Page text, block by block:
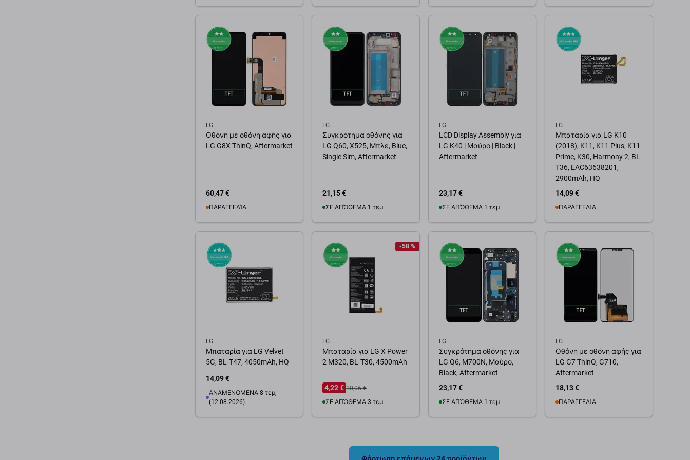
LG
Οθόνη με οθόνη αφής για
LG G8X ThinQ, Aftermarket
60,47 €
ΠΑΡΑΓΓΕΛΊΑ
LG
Συγκρότημα οθόνης για
LG Q60, X525, Μπλε, Blue,
Single Sim, Aftermarket
21,15 €
ΣΕ ΑΠΌΘΕΜΑ 1 τεμ
LG
LCD Display Assembly για
LG K40 | Μαύρο | Black |
Aftermarket
23,17 €
ΣΕ ΑΠΌΘΕΜΑ 1 τεμ
LG
Μπαταρία για LG K10
(2018), K11, K11 Plus, K11
Prime, K30, Harmony 2, BL-
T36, EAC63638201,
2900mAh, HQ
14,09 €
ΠΑΡΑΓΓΕΛΊΑ
Διαθεσιμότητα
παρακολούθησης
LG
Μπαταρία για LG Velvet
5G, BL-T47, 4050mAh, HQ
14,09 €
ΑΝΑΜΕΝΌΜΕΝΑ 8 τεμ,
(12.08.2026)
-58 %
LG
Μπαταρία για LG X Power
2 M320, BL-T30, 4500mAh
4,22 € 10,06 €
ΣΕ ΑΠΌΘΕΜΑ 3 τεμ
LG
Συγκρότημα οθόνης για
LG Q6, M700N, Μαύρο,
Black, Aftermarket
23,17 €
ΣΕ ΑΠΌΘΕΜΑ 1 τεμ
LG
Οθόνη με οθόνη αφής για
LG G7 ThinQ, G710,
Aftermarket
18,13 €
ΠΑΡΑΓΓΕΛΊΑ